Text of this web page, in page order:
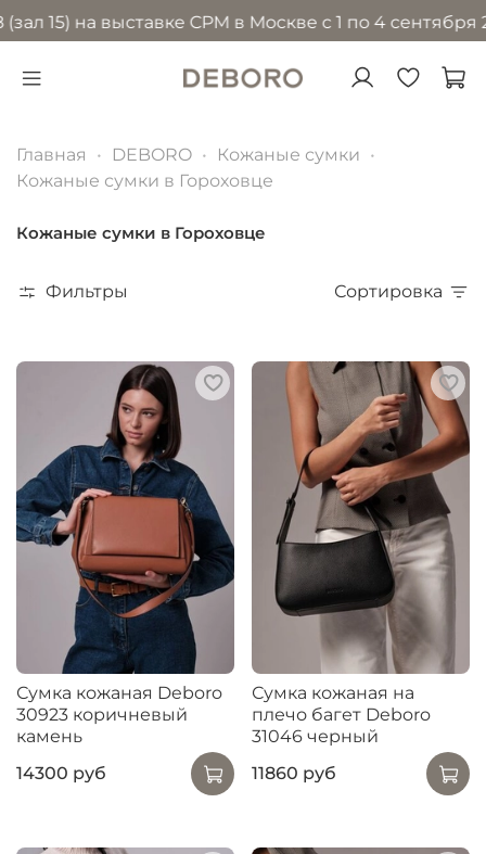
на выставке CPM в Москве с 1 по 4 сентября 2026
Главная DEBORO
Кожаные сумки
Кожаные сумки в Гороховце
Кожаные сумки в Гороховце
Фильтры Сортировка
Сумка кожаная Deboro
30923 коричневый
камень
14300 руб
Сумка кожаная на
плечо багет Deboro
31046 черный
11860 руб